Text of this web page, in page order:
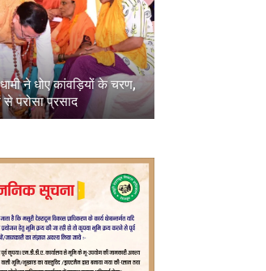
ने धोए कांवड़ियों के चरण,
परोसा प्रसाद